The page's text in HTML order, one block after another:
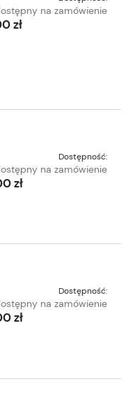
na zamówienie
zł
Dostępność:
na zamówienie
zł
Dostępność:
na zamówienie
zł